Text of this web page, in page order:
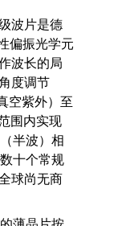
波片是德
偏振光学元
波长的局
度调节
空紫外）至
围内实现
半波）相
十个常规
球尚无商